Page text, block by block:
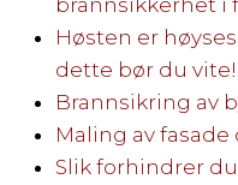
Høsten er
dette bør du vite!
Brannsikring av
Maling av
Slik forhindrer